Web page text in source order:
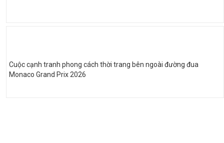
Cuộc cạnh tranh phong cách thời trang bên ngoài đường đua
Monaco Grand Prix 2026